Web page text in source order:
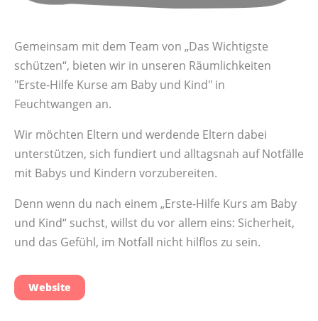
Gemeinsam mit dem Team von „Das Wichtigste
schützen“, bieten wir in unseren Räumlichkeiten
"Erste-Hilfe Kurse am Baby und Kind" in
Feuchtwangen an.
Wir möchten Eltern und werdende Eltern dabei
unterstützen, sich fundiert und alltagsnah auf Notfälle
mit Babys und Kindern vorzubereiten.
Denn wenn du nach einem „Erste-Hilfe Kurs am Baby
und Kind“ suchst, willst du vor allem eins: Sicherheit,
und das Gefühl, im Notfall nicht hilflos zu sein.
Website